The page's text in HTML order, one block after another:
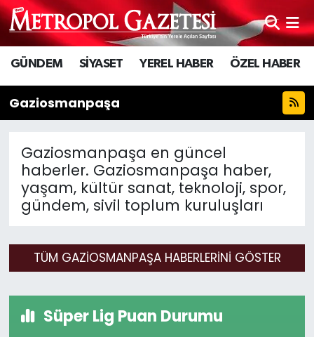
GÜNDEM SİYASET YEREL HABER ÖZEL HABER
Gaziosmanpaşa
Gaziosmanpaşa en güncel
haberler. Gaziosmanpaşa haber,
yaşam, kültür sanat, teknoloji, spor,
gündem, sivil toplum kuruluşları
TÜM GAZIOSMANPAŞA HABERLERINI GÖSTER
Süper Lig Puan Durumu
Hava Durumu
Trafik Durumu
Süper Lig Puan Durumu ve Fikstür
Tüm Manşetler
Son Dakika Haberleri